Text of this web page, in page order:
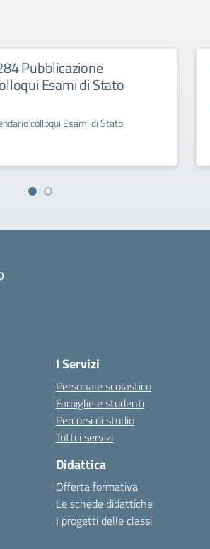
Pubblicazione
Esami di Stato
colloqui Esami di Stato
I Servizi
Personale scolastico
Famiglie e studenti
Percorsi di studio
Tutti i servizi
Didattica
Offerta formativa
Le schede didattiche
I progetti delle classi